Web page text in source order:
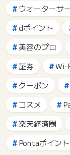
ウォーターサ
dポイント
美容のプロ
証券
Wi-
クーポン
コスメ
楽天経済圏
Pontaポイント